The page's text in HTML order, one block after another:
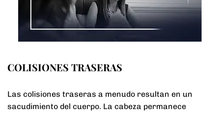
COLISIONES TRASERAS
Las colisiones traseras a menudo resultan en un
sacudimiento del cuerpo. La cabeza permanece